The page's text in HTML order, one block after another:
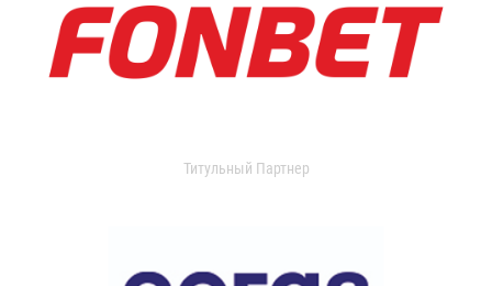
Титульный Партнер